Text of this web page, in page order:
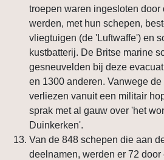
troepen waren ingesloten door
werden, met hun schepen,
vliegtuigen (de 'Luftwaffe') en
kustbatterij. De Britse marine
gesneuvelden bij deze
en 1300 anderen. Vanwege
verliezen vanuit een militair
sprak met al gauw over 'het
Duinkerken'.
Van de 848 schepen die aan
deelnamen, werden er 72 door